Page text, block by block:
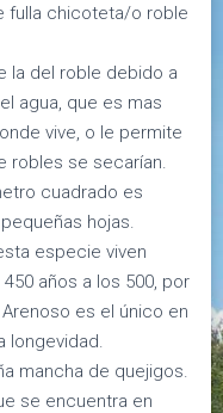
fulla chicoteta/o roble
la del roble debido a
agua, que es mas
vive, o le permite
robles se secarían.
cuadrado es
hojas.
especie viven
años a los 500, por
es el único en
longevidad.
mancha de quejigos.
se encuentra en